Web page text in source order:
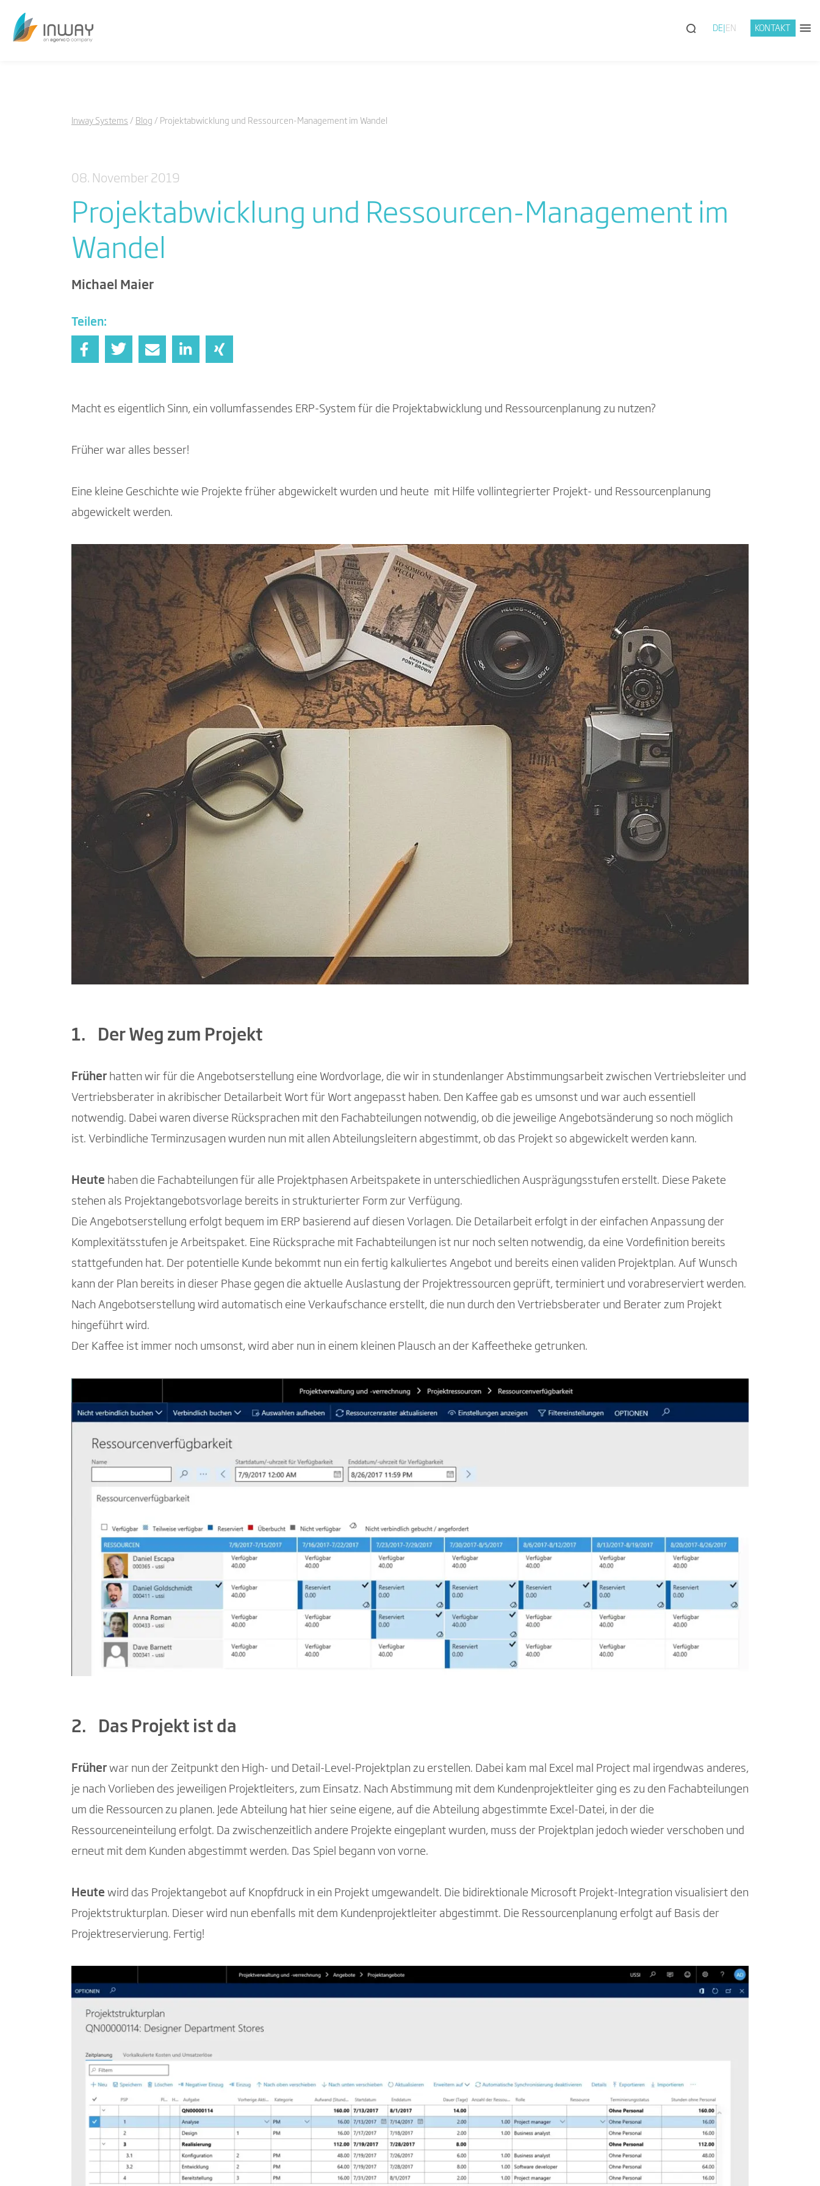
DE EN KONTAKT
Inway Systems Blog Projektabwicklung und Ressourcen-Management im Wandel
08. November 2019
Projektabwicklung und Ressourcen-Management im
Wandel
Michael Maier
Teilen:
Macht es eigentlich Sinn, ein vollumfassendes ERP-System für die Projektabwicklung und Ressourcenplanung zu nutzen?
Früher war alles besser!
Eine kleine Geschichte wie Projekte früher abgewickelt wurden und heute mit Hilfe vollintegrierter Projekt- und Ressourcenplanung
abgewickelt werden.
1. Der Weg zum Projekt
Früher hatten wir für die Angebotserstellung eine Wordvorlage, die wir in stundenlanger Abstimmungsarbeit zwischen Vertriebsleiter und
Vertriebsberater in akribischer Detailarbeit Wort für Wort angepasst haben. Den Kaffee gab es umsonst und war auch essentiell
notwendig. Dabei waren diverse Rücksprachen mit den Fachabteilungen notwendig, ob die jeweilige Angebotsänderung so noch möglich
ist. Verbindliche Terminzusagen wurden nun mit allen Abteilungsleitern abgestimmt, ob das Projekt so abgewickelt werden kann.
Heute haben die Fachabteilungen für alle Projektphasen Arbeitspakete in unterschiedlichen Ausprägungsstufen erstellt. Diese Pakete
stehen als Projektangebotsvorlage bereits in strukturierter Form zur Verfügung.
Die Angebotserstellung erfolgt bequem im ERP basierend auf diesen Vorlagen. Die Detailarbeit erfolgt in der einfachen Anpassung der
Komplexitätsstufen je Arbeitspaket. Eine Rücksprache mit Fachabteilungen ist nur noch selten notwendig, da eine Vordefinition bereits
stattgefunden hat. Der potentielle Kunde bekommt nun ein fertig kalkuliertes Angebot und bereits einen validen Projektplan. Auf Wunsch
kann der Plan bereits in dieser Phase gegen die aktuelle Auslastung der Projektressourcen geprüft, terminiert und vorabreserviert werden.
Nach Angebotserstellung wird automatisch eine Verkaufschance erstellt, die nun durch den Vertriebsberater und Berater zum Projekt
hingeführt wird.
Der Kaffee ist immer noch umsonst, wird aber nun in einem kleinen Plausch an der Kaffeetheke getrunken.
2. Das Projekt ist da
Früher war nun der Zeitpunkt den High- und Detail-Level-Projektplan zu erstellen. Dabei kam mal Excel mal Project mal irgendwas anderes,
je nach Vorlieben des jeweiligen Projektleiters, zum Einsatz. Nach Abstimmung mit dem Kundenprojektleiter ging es zu den Fachabteilungen
um die Ressourcen zu planen. Jede Abteilung hat hier seine eigene, auf die Abteilung abgestimmte Excel-Datei, in der die
Ressourceneinteilung erfolgt. Da zwischenzeitlich andere Projekte eingeplant wurden, muss der Projektplan jedoch wieder verschoben und
erneut mit dem Kunden abgestimmt werden. Das Spiel begann von vorne.
Heute wird das Projektangebot auf Knopfdruck in ein Projekt umgewandelt. Die bidirektionale Microsoft Projekt-Integration visualisiert den
Projektstrukturplan. Dieser wird nun ebenfalls mit dem Kundenprojektleiter abgestimmt. Die Ressourcenplanung erfolgt auf Basis der
Projektreservierung. Fertig!